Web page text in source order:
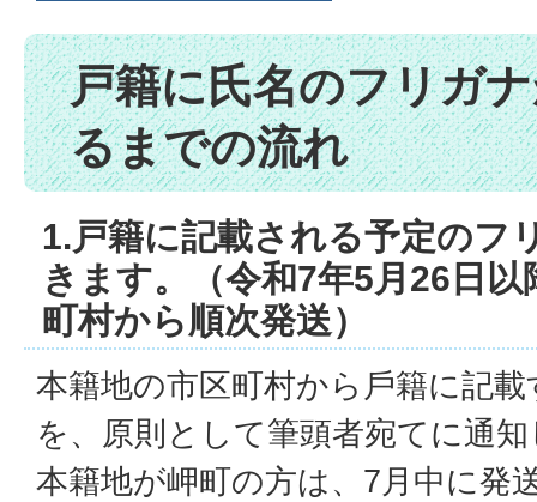
戸籍に氏名のフリガ
るまでの流れ
1.戸籍に記載される予定のフ
きます。（令和7年5月26日
町村から順次発送）
本籍地の市区町村から⼾籍に記
を、原則として筆頭者宛てに通
本籍地が岬町の方は、7月中に発